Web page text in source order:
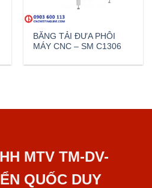
BĂNG TẢI ĐƯA PHÔI
MÁY CNC – SM C1306
MTV TM-DV-
QUỐC DUY